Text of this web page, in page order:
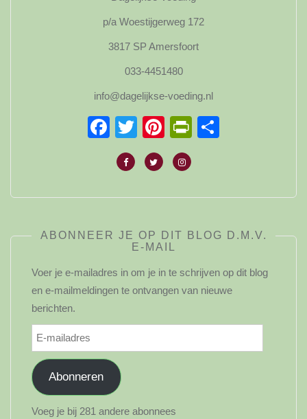
p/a Woestijgerweg 172
3817 SP Amersfoort
033-4451480
info@dagelijkse-voeding.nl
Facebook
Twitter
Pinterest
ABONNEER JE OP DIT BLOG D.M.V.
E-MAIL
Voer je e-mailadres in om je in te schrijven op dit blog
en e-mailmeldingen te ontvangen van nieuwe
berichten.
E-
mailadres
Abonneren
Voeg je bij 281 andere abonnees